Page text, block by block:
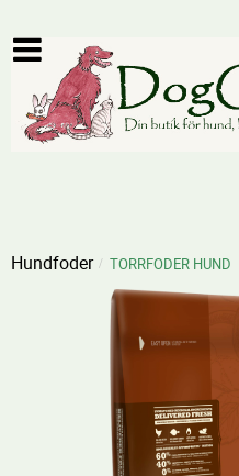
Hundfoder TORRFODER HUND